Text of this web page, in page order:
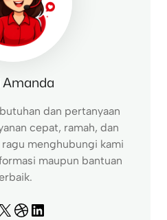
Amanda
dan pertanyaan
cepat, ramah, dan
menghubungi kami
maupun bantuan
Dribbble LinkedIn